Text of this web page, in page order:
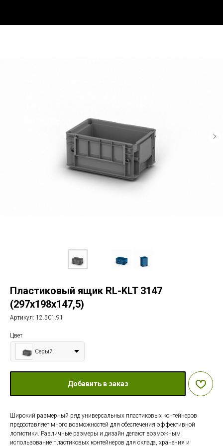
Пластиковый ящик RL-KLT 3147
(297х198х147,5)
Артикул: 12.501.91
Цвет
Серый
Добавить в заказ
Широкий размерный ряд универсальных пластиковых контейнеров
предоставляет много возможностей для обеспечения эффективной
логистики. Различные размеры и дизайн делают возможным
использование пластиковых контейнеров для склада, хранения и